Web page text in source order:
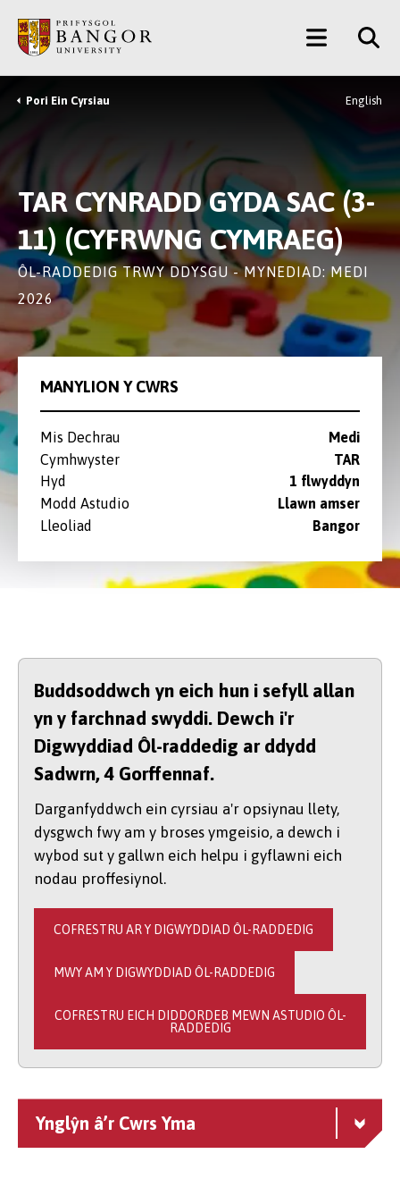
Prif
Gynnwys
Main
Menu
Breadcrumb
Pori Ein Cyrsiau English
TAR CYNRADD GYDA SAC (3-
11) (CYFRWNG CYMRAEG)
ÔL-RADDEDIG TRWY DDYSGU - MYNEDIAD: MEDI
2026
MANYLION Y CWRS
Mis Dechrau
Medi
Cymhwyster
TAR
Hyd
1 flwyddyn
Modd Astudio
Llawn amser
Lleoliad
Bangor
Buddsoddwch yn eich hun i sefyll allan
yn y farchnad swyddi. Dewch i'r
Digwyddiad Ôl-raddedig ar ddydd
Sadwrn, 4 Gorffennaf.
Darganfyddwch ein cyrsiau a'r opsiynau llety,
dysgwch fwy am y broses ymgeisio, a dewch i
wybod sut y gallwn eich helpu i gyflawni eich
nodau proffesiynol.
COFRESTRU AR Y DIGWYDDIAD ÔL-RADDEDIG
MWY AM Y DIGWYDDIAD ÔL-RADDEDIG
COFRESTRU EICH DIDDORDEB MEWN ASTUDIO ÔL-
RADDEDIG
Ynglŷn â’r Cwrs Yma